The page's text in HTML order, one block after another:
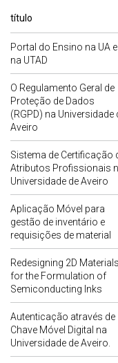
título
Portal do Ensino na UA e
na UTAD
O Regulamento Geral de
Proteção de Dados
(RGPD) na Universidade
Aveiro
Sistema de Certificação
Atributos Profissionais
Universidade de Aveiro
Aplicação Móvel para
gestão de inventário e
requisições de material
Redesigning 2D Materials
for the Formulation of
Semiconducting Inks
Autenticação através de
Chave Móvel Digital na
Universidade de Aveiro.